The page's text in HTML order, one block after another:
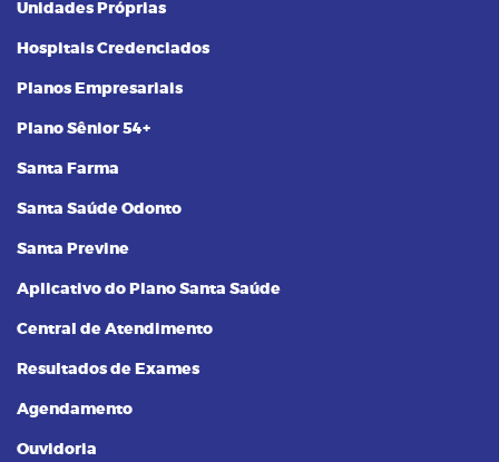
Unidades Próprias
Hospitais Credenciados
Planos Empresariais
Plano Sênior 54+
Santa Farma
Santa Saúde Odonto
Santa Previne
Aplicativo do Plano Santa Saúde
Central de Atendimento
Resultados de Exames
Agendamento
Ouvidoria